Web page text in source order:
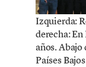
Izquierda:
derecha:
años. Abajo
Países